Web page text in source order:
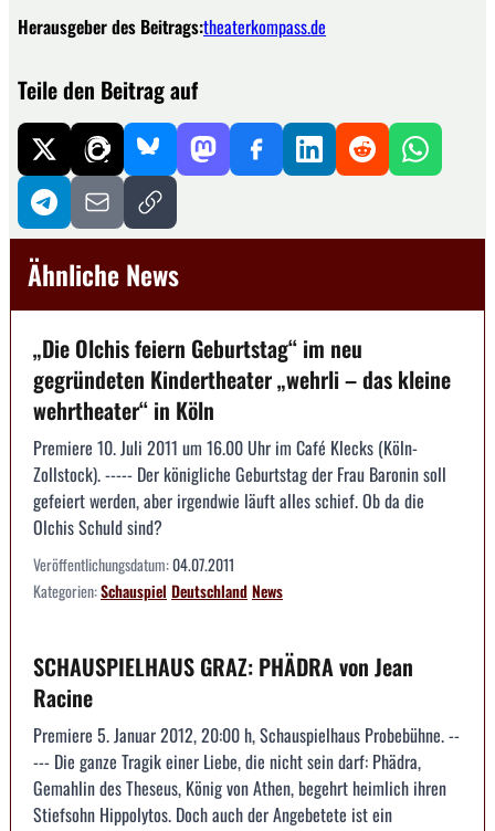
Herausgeber des Beitrags:theaterkompass.de
Teile den Beitrag auf
Ähnliche News
„Die Olchis feiern Geburtstag“ im neu
gegründeten Kindertheater „wehrli – das kleine
wehrtheater“ in Köln
Premiere 10. Juli 2011 um 16.00 Uhr im Café Klecks (Köln-
Zollstock). ----- Der königliche Geburtstag der Frau Baronin soll
gefeiert werden, aber irgendwie läuft alles schief. Ob da die
Olchis Schuld sind?
Veröffentlichungsdatum:04.07.2011
Kategorien:Schauspiel DeutschlandNews
SCHAUSPIELHAUS GRAZ: PHÄDRA von Jean
Racine
Premiere 5. Januar 2012, 20:00 h, Schauspielhaus Probebühne. --
--- Die ganze Tragik einer Liebe, die nicht sein darf: Phädra,
Gemahlin des Theseus, König von Athen, begehrt heimlich ihren
Stiefsohn Hippolytos. Doch auch der Angebetete ist ein